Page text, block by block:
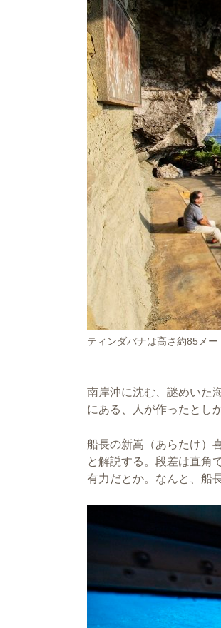
ティンダバナは高さ約85メ
南岸沖に沈む、謎めいた
にある、人が作ったとし
船長の新嵩（あらたけ）
と解説する。段差は直角
有力だとか。なんと、船